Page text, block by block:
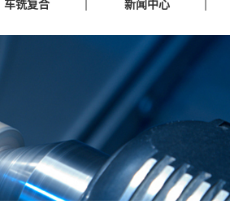
车铣复合 新闻中心